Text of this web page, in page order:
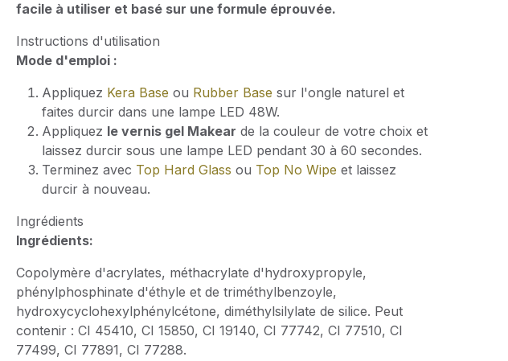
facile à utiliser et basé sur une formule éprouvée.
Instructions d'utilisation
Mode d'emploi :
Appliquez Kera Base ou Rubber Base sur l'ongle naturel et
faites durcir dans une lampe LED 48W.
Appliquez le vernis gel Makear de la couleur de votre choix et
laissez durcir sous une lampe LED pendant 30 à 60 secondes.
Terminez avec Top Hard Glass ou Top No Wipe et laissez
durcir à nouveau.
Ingrédients
Ingrédients:
Copolymère d'acrylates, méthacrylate d'hydroxypropyle,
phénylphosphinate d'éthyle et de triméthylbenzoyle,
hydroxycyclohexylphénylcétone, diméthylsilylate de silice. Peut
contenir : CI 45410, CI 15850, CI 19140, CI 77742, CI 77510, CI
77499, CI 77891, CI 77288.